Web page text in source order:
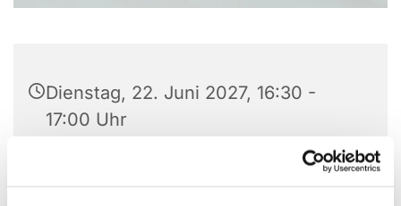
Dienstag, 22. Juni 2027, 16:30 -
17:00 Uhr
Versöhungskirche Höntrop, Preins
Feld 8, 44869 Bochum